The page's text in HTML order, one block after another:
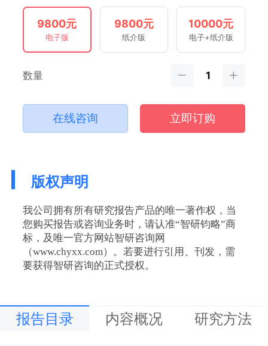
9800元
电子版
9800元
纸介版
10000元
电子+纸介版
数量
在线咨询 立即订购
版权声明
我公司拥有所有研究报告产品的唯一著作权，当
您购买报告或咨询业务时，请认准“智研钧略”商
标，及唯一官方网站智研咨询网
（www.chyxx.com）。若要进行引用、刊发，需
要获得智研咨询的正式授权。
报告目录 内容概况 研究方法